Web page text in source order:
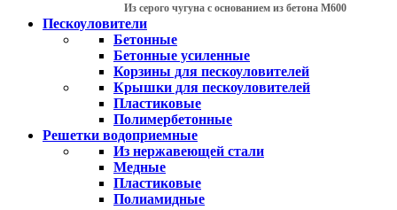
Из серого чугуна с основанием из бетона М600
Пескоуловители
Бетонные
Бетонные усиленные
Корзины для пескоуловителей
Крышки для пескоуловителей
Пластиковые
Полимербетонные
Решетки водоприемные
Из нержавеющей стали
Медные
Пластиковые
Полиамидные